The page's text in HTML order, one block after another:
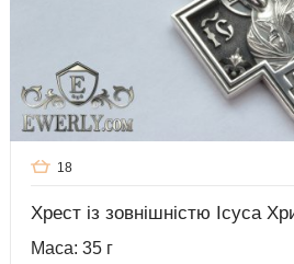
18
Хрест із зовнішністю Ісуса
Маса: 35 г